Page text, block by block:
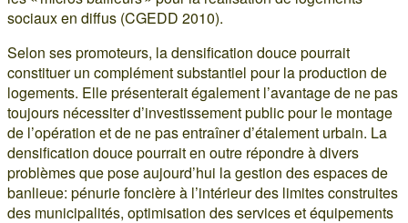
sociaux en diffus (CGEDD 2010).
Selon ses promoteurs, la densification douce pourrait
constituer un complément substantiel pour la production de
logements. Elle présenterait également l’avantage de ne pas
toujours nécessiter d’investissement public pour le montage
de l’opération et de ne pas entraîner d’étalement urbain. La
densification douce pourrait en outre répondre à divers
problèmes que pose aujourd’hui la gestion des espaces de
banlieue: pénurie foncière à l’intérieur des limites construites
des municipalités, optimisation des services et équipements